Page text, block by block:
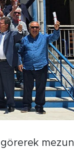
mezun